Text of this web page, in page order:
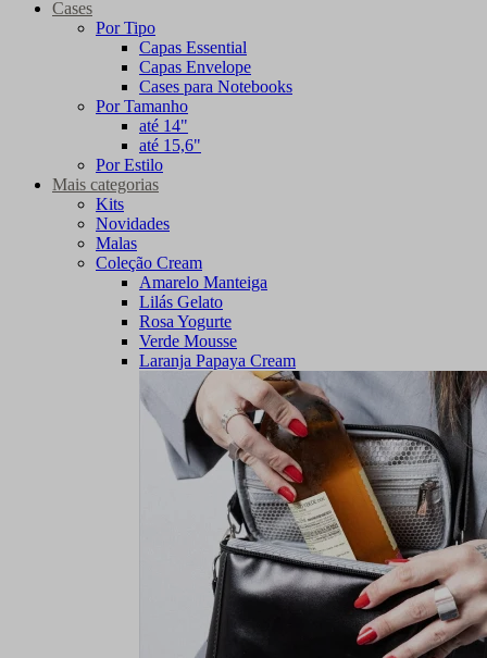
Cases
Por Tipo
Capas Essential
Capas Envelope
Cases para Notebooks
Por Tamanho
até 14"
até 15,6"
Por Estilo
Mais categorias
Kits
Novidades
Malas
Coleção Cream
Amarelo Manteiga
Lilás Gelato
Rosa Yogurte
Verde Mousse
Laranja Papaya Cream